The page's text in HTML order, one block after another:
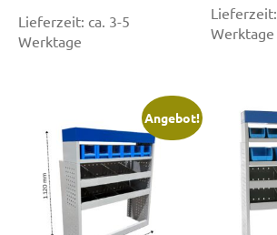
Lieferzeit: ca. 3-5
Werktage
Lieferzeit:
Werktage
Angebot!